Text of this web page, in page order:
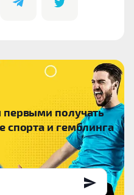
получать
спорта и гемблинга